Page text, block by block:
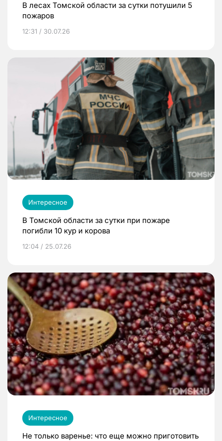
В лесах Томской области за сутки потушили 5
пожаров
12:31 / 30.07.26
Интересное
В Томской области за сутки при пожаре
погибли 10 кур и корова
12:04 / 25.07.26
Интересное
Не только варенье: что еще можно приготовить